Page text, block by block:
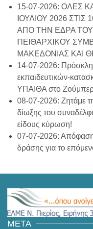
15-07-2026: ΟΛΕΣ
ΙΟΥΛΙΟΥ 2026
ΑΠΟ ΤΗΝ ΕΔΡΑ
ΠΕΙΘΑΡΧΙΚΟΥ
ΜΑΚΕΔΟΝΙΑΣ ΚΑΙ
14-07-2026:
εκπαιδευτικών-
ΥΠΑΙΘΑ στο
08-07-2026: Ζητάμε
δίωξης του
είδους κύρωση!
07-07-2026:
δράσης για το
META